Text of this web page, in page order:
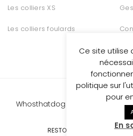
Les colliers XS
Les colliers foulards
Whosthatdog propulsed by Be
RESTONS CONNECTÉS
Ce site utilise
politique sur
pour
En